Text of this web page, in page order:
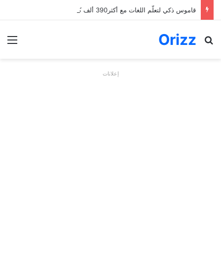
قاموس ذكي لتعلّم اللغات مع أكثر390 ألف كلمة وعبارة
Orizz
بحث عن
إعلانات